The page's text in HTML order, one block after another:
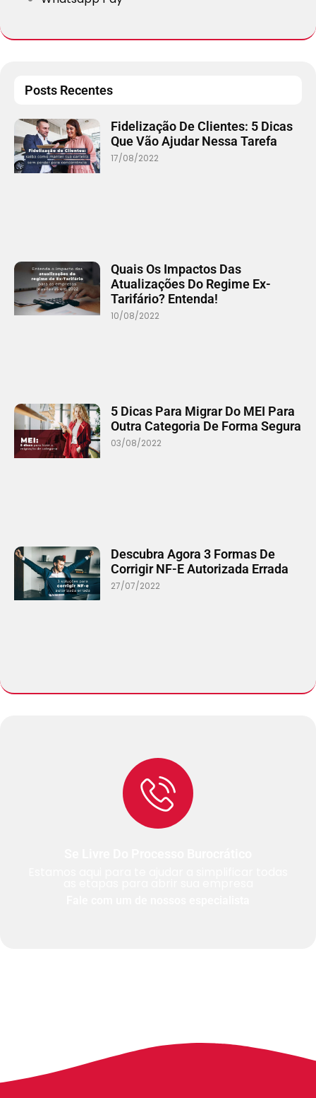
Posts Recentes
Fidelização De Clientes: 5 Dicas
Que Vão Ajudar Nessa Tarefa
17/08/2022
Quais Os Impactos Das
Atualizações Do Regime Ex-
Tarifário? Entenda!
10/08/2022
5 Dicas Para Migrar Do MEI Para
Outra Categoria De Forma Segura
03/08/2022
Descubra Agora 3 Formas De
Corrigir NF-E Autorizada Errada
27/07/2022